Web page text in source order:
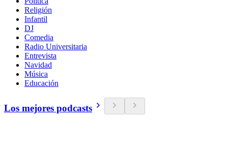
Religión
Infantil
DJ
Comedia
Radio Universitaria
Entrevista
Navidad
Música
Educación
Los mejores podcasts